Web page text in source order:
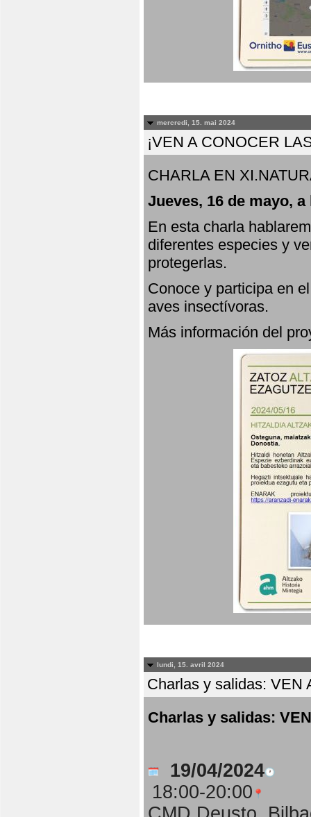
mercredi, 15. mai 2024
¡VEN A CONOCER
CHARLA EN
Jueves, 16 de mayo,
En esta charla
diferentes especies y
protegerlas.
Conoce y participa en
aves insectívoras.
Más información del
lundi, 15. avril 2024
Charlas y salidas: VEN
Charlas y salidas:
19/04/2024
18:00-20:00